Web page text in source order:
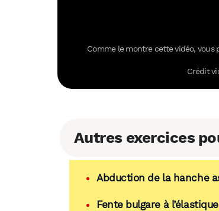
Comme le montre cette vidéo,
Crédit
Autres exercices
Abduction de la hanche
Fente bulgare à